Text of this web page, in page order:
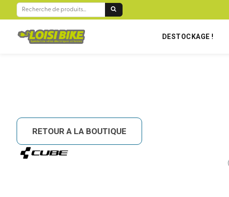
RECHERCHE
BIENVENUE SUR LOISIBIKE RÉUNION !
DESTOCKAGE !
RETOUR A LA BOUTIQUE